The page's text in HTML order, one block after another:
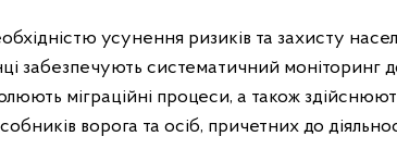
усунення ризиків та захисту
забезпечують систематичний моніторинг
міграційні процеси, а також
ворога та осіб, причетних до